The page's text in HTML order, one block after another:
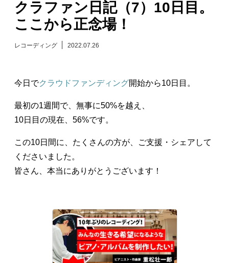
日々のレポート
Specials
演奏依頼
お問い合わせ
クラファン日記（7）10日目。
ここから正念場！
レコーディング 2022.07.26
今日でクラウドファンディング開始から10日目。
最初の1週間で、無事に50%を越え、
10日目の現在、56%です。
この10日間に、たくさんの方が、ご支援・シェアして
くださいました。
皆さん、本当にありがとうございます！